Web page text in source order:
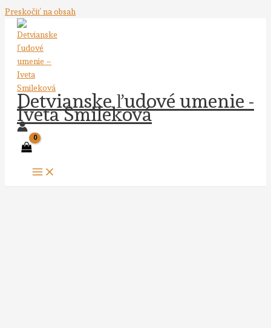
Preskočiť na obsah
Detvianske ľudové umenie -
Iveta Smileková